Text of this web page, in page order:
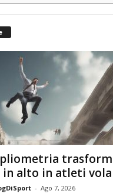
pliometria
alto in atleti
- Ago 7, 2026